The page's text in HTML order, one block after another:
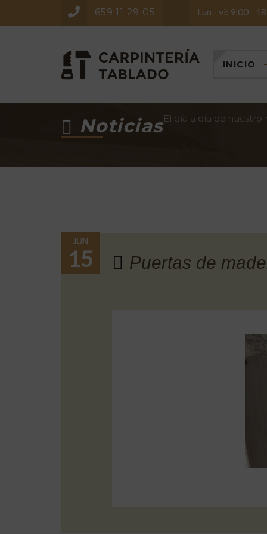
659 11 29 05 Lun - vi: 9:00 -
INICIO
NoticiasEl día a día de nuestro
JUN
15 Puertas de